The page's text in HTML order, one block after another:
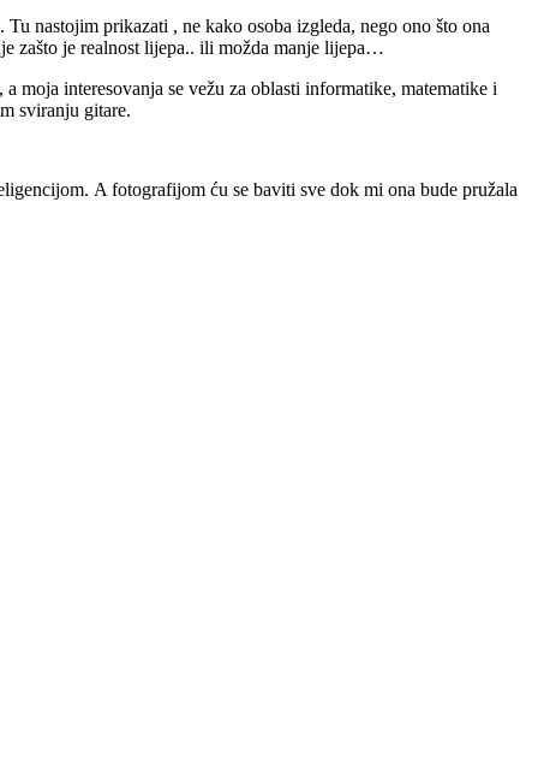
nastojim prikazati , ne kako osoba izgleda, nego ono što ona
zašto je realnost lijepa.. ili možda manje lijepa…
moja interesovanja se vežu za oblasti informatike, matematike i
sviranju gitare.
A fotografijom ću se baviti sve dok mi ona bude pružala